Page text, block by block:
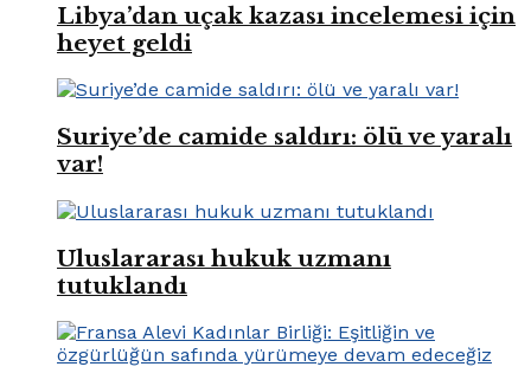
Libya’dan uçak kazası incelemesi için
heyet geldi
Suriye’de camide saldırı: ölü ve yaralı
var!
Uluslararası hukuk uzmanı
tutuklandı